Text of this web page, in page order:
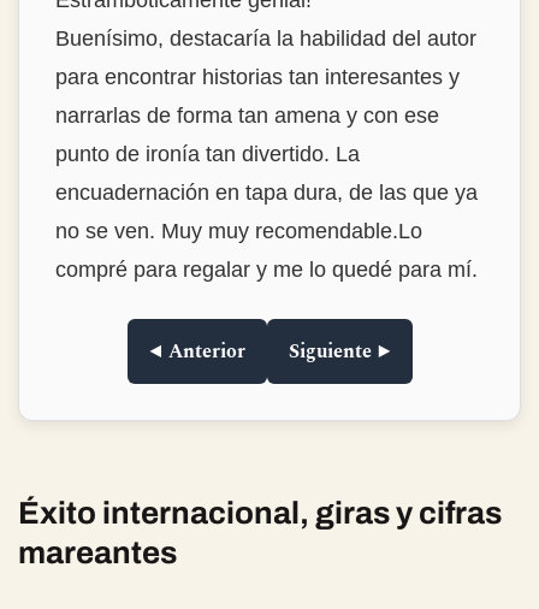
Buenísimo, destacaría la habilidad del autor
para encontrar historias tan interesantes y
narrarlas de forma tan amena y con ese
punto de ironía tan divertido. La
encuadernación en tapa dura, de las que ya
no se ven. Muy muy recomendable.Lo
compré para regalar y me lo quedé para mí.
◀ Anterior Siguiente ▶
Éxito internacional, giras y cifras
mareantes